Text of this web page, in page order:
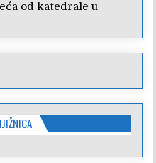
od katedrale u